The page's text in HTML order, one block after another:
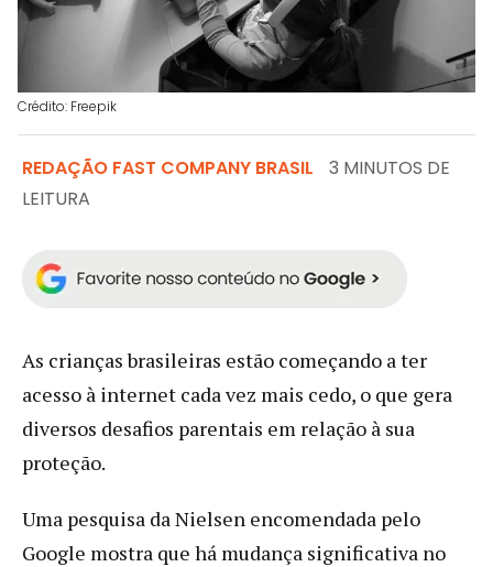
Crédito: Freepik
REDAÇÃO FAST COMPANY BRASIL
3 MINUTOS DE
LEITURA
As crianças brasileiras estão começando a ter
acesso à internet cada vez mais cedo, o que gera
diversos desafios parentais em relação à sua
proteção.
Uma pesquisa da Nielsen encomendada pelo
Google mostra que há mudança significativa no